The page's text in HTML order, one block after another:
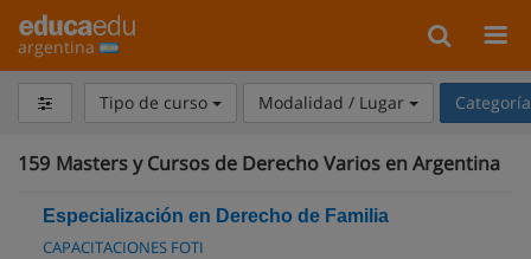
argentina
Tipo de curso Modalidad / Lugar
159 Masters y Cursos de Derecho Varios en Argentina
Especialización en Derecho de Familia
CAPACITACIONES FOTI